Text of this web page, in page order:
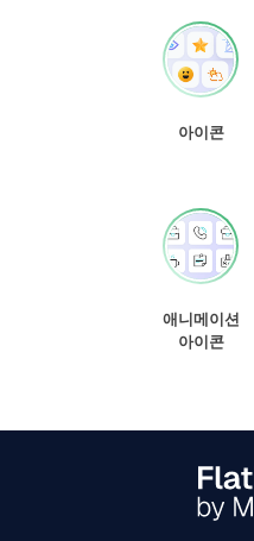
아이콘
애니메이션
아이콘